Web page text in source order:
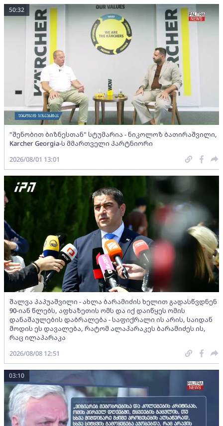
"შენობით ბიზნესთან" სტუმარია - ნიკოლოზ ბათირაშვილი,
Karcher Georgia-ს მმართველი პარტნიორი
50:32
2026/08/01 13:01
შალვა პაპუაშვილი - ახლა ბარამიძის ხელით გადასწვდნენ
90-იან წლებს, აფხაზეთის ომს და იქ დაიწყეს ომის
დანაშაულების დაბრალება - საფიქრალი ის არის, საიდან
მოდის ეს დავალება, რატომ ალაპარაკეს ბარამიძეს ის,
რაც ილაპარაკა
2026/08/08 12:51
03:10